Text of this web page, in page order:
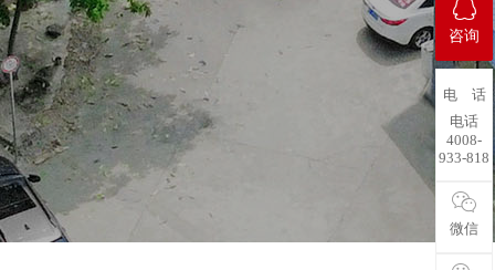
咨询
电 话
电话
4008-
933-818
微信